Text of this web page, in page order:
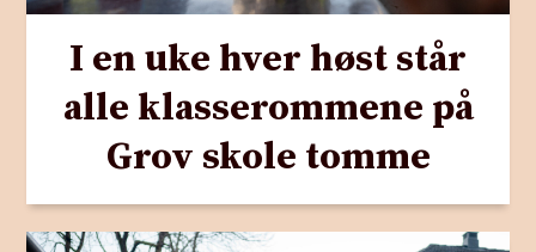
I en uke hver høst står
alle klasserommene på
Grov skole tomme